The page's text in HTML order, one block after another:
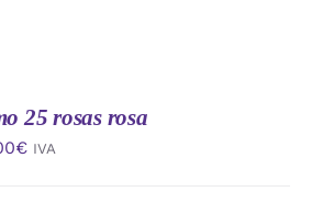
25 rosas rosa
€ IVA